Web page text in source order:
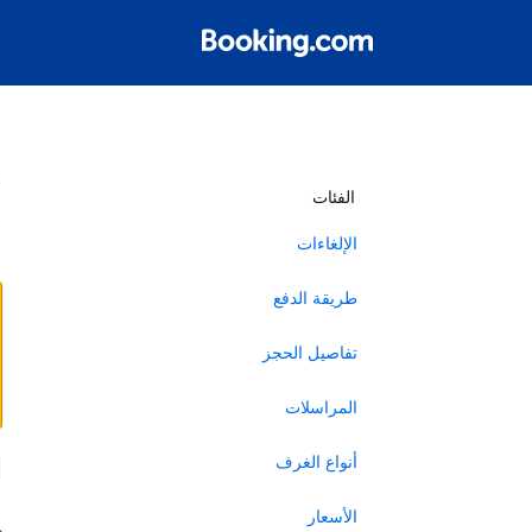
الفئات
الإلغاءات
طريقة الدفع
تفاصيل الحجز
المراسلات
أنواع الغرف
الأسعار